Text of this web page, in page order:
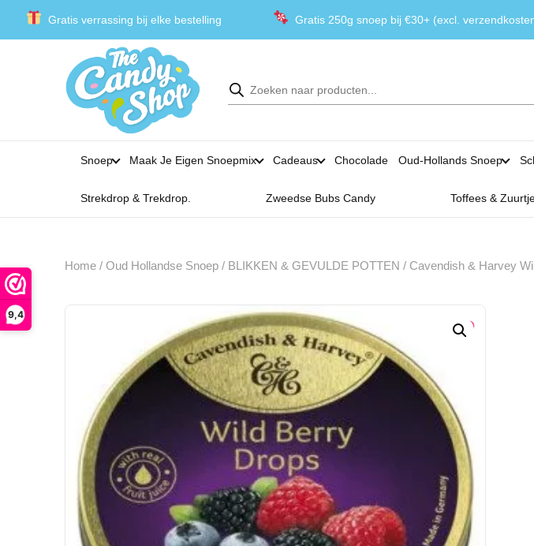
9,4
Gratis verrassing bij elke bestelling Gratis 250g snoep bij €30+ (excl.
Producten
zoeken
Snoep Maak Je Eigen Snoepmix Cadeaus Chocolade Oud-Hollands Snoep
Strekdrop & Trekdrop. Zweedse Bubs Candy Toffees &
Home / Oud Hollandse Snoep / BLIKKEN & GEVULDE POTTEN / Cavendish & Harvey